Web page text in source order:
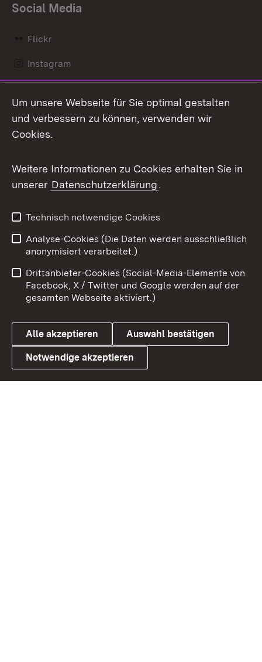
Social Media
Flickr
Instagram
Mastodon
Messenger
Social Wall
X / Twitter
Youtube
Link zum Landesportal
Benutzungshinweise
Barrierefreiheit
Datenschutz
Cookies
Um unsere Webseite für Sie optimal gestalten
und verbessern zu können, verwenden wir
Cookies.
Weitere Informationen zu Cookies erhalten Sie in
unserer Datenschutzerklärung.
Technisch notwendige Cookies
Analyse-Cookies (Die Daten werden ausschließlich
anonymisiert verarbeitet.)
Drittanbieter-Cookies (Social-Media-Elemente von
Facebook, X / Twitter und Google werden auf der
gesamten Webseite aktiviert.)
Alle akzeptieren Auswahl bestätigen
Notwendige akzeptieren